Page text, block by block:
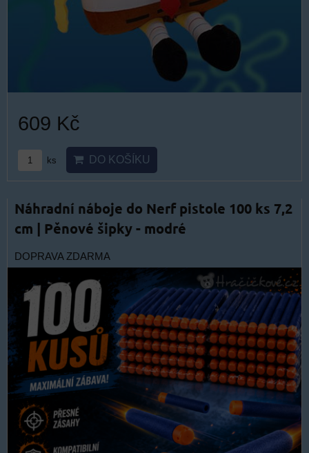
609 Kč
ks DO KOŠÍKU
Náhradní náboje do Nerf pistole 100 ks 7,2
cm | Pěnové šipky - modré
DOPRAVA ZDARMA